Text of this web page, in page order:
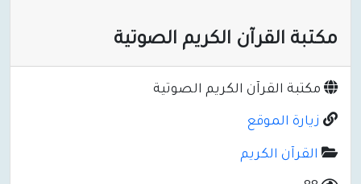
مكتبة القرآن الكريم الصوتية
مكتبة القرآن الكريم الصوتية
زيارة الموقع
القرآن الكريم